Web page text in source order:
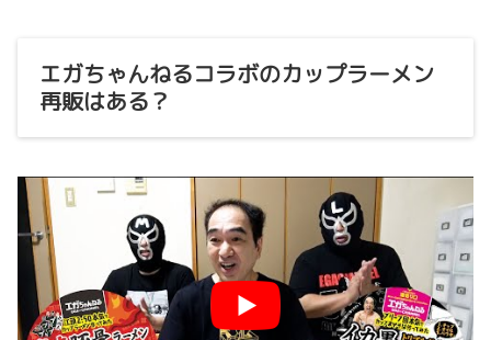
エガちゃんねるコラボのカップラーメン
再販はある？